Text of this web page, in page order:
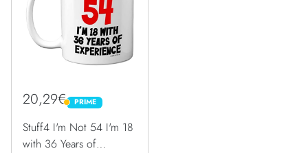
20,29€ PRIME
PRIME
Stuff4 I'm Not 54 I'm 18
with 36 Years of